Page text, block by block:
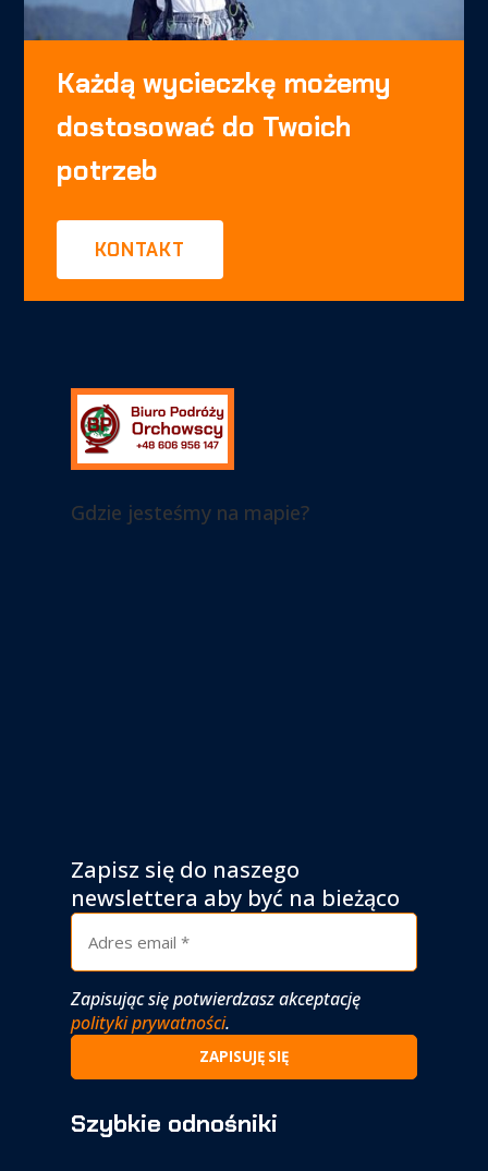
Każdą wycieczkę możemy
dostosować do Twoich
potrzeb
KONTAKT
Gdzie jesteśmy na mapie?
Zapisz się do naszego
newslettera aby być na bieżąco
Zapisując się potwierdzasz akceptację
polityki prywatności.
Szybkie odnośniki